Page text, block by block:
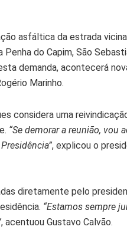
asfáltica da estrada
do Capim, São
demanda, acontecerá
Marinho.
considera uma
“Se demorar a reunião, vou
, explicou o
diretamente pelo
“Estamos sempre
, acentuou Gustavo Calvão.